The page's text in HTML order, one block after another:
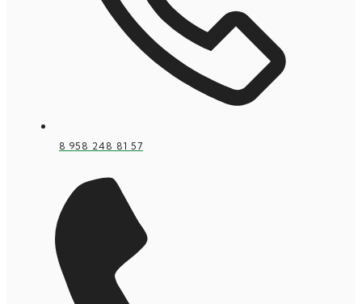
8 958 248 81 57